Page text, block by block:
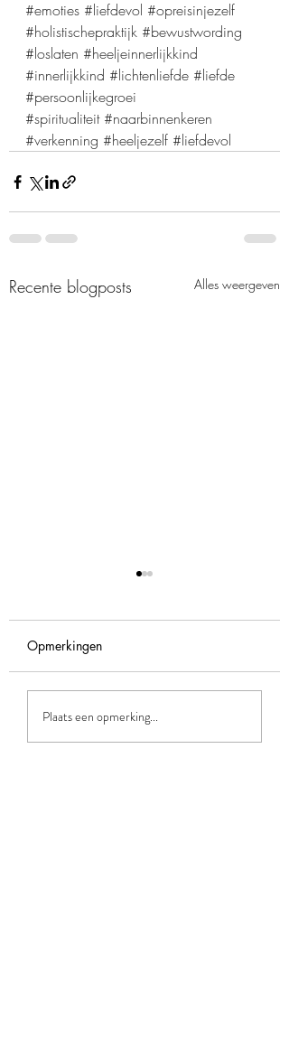
#emoties #liefdevol #opreisinjezelf
#holistischepraktijk #bewustwording
#loslaten #heeljeinnerlijkkind
#innerlijkkind #lichtenliefde #liefde
#persoonlijkegroei
#spiritualiteit #naarbinnenkeren
#verkenning #heeljezelf #liefdevol
Recente blogposts Alles weergeven
Je goed voelen als
norm..
Opmerkingen
Plaats een opmerking...